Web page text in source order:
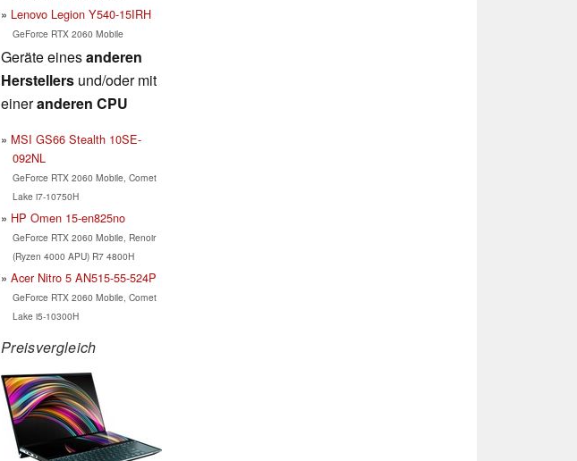
Lenovo Legion Y540-15IRH
GeForce RTX 2060 Mobile
Geräte einesanderen
Herstellers und/oder mit
eineranderen CPU
MSI GS66 Stealth 10SE-
092NL
GeForce RTX 2060 Mobile, Comet
Lake i7-10750H
HP Omen 15-en825no
GeForce RTX 2060 Mobile, Renoir
(Ryzen 4000 APU) R7 4800H
Acer Nitro 5 AN515-55-524P
GeForce RTX 2060 Mobile, Comet
Lake i5-10300H
Preisvergleich